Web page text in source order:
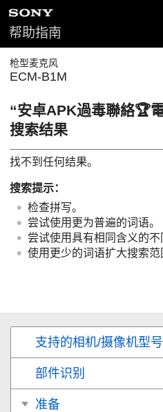
帮助指南
枪型麦克风
ECM-B1M
“安卓APK過毒聯絡🏆
搜索结果
找不到任何结果。
搜索提示：
检查拼写。
尝试使用更为普遍的词语。
尝试使用具有相同含义的不
使用更少的词语扩大搜索范
支持的相机/摄像机型号
部件识别
准备